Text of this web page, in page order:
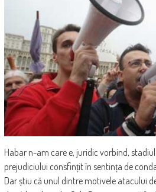
Habar n-am care e, juridic vorbind,
prejudiciului consfințit în sentința de
Dar știu că unul dintre motivele atacului